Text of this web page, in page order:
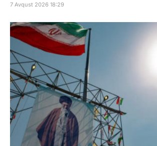
7 Avqust 2026 18:29